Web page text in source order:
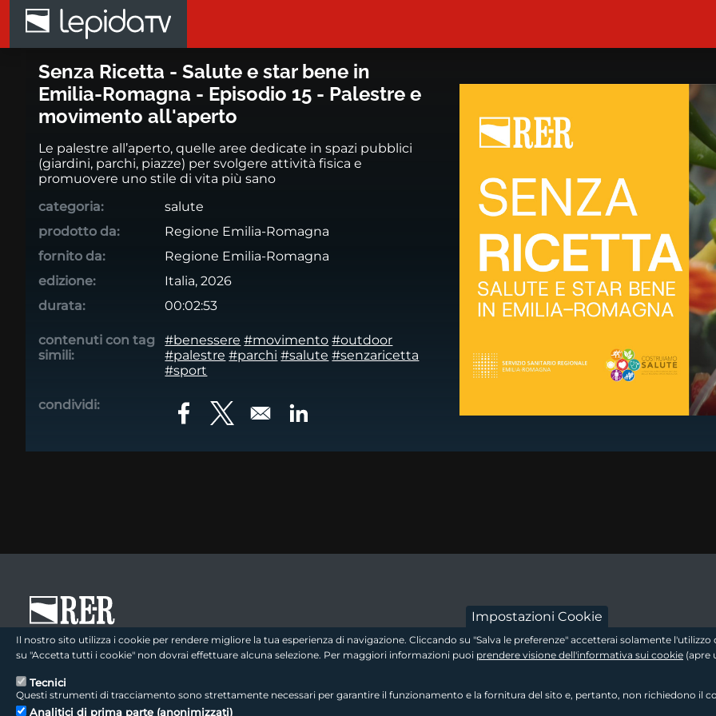
Salta al contenuto principale
Senza Ricetta - Salute e star bene in Emilia-Romagna -
Senza Ricetta - Salute e star bene in
Emilia-Romagna - Episodio 15 - Palestre e
movimento all'aperto
Le palestre all’aperto, quelle aree dedicate in spazi pubblici
(giardini, parchi, piazze) per svolgere attività fisica e
promuovere uno stile di vita più sano
categoria:
salute
prodotto da:
Regione Emilia-Romagna
fornito da:
Regione Emilia-Romagna
edizione:
Italia, 2026
durata:
00:02:53
contenuti con tag
simili:
#benessere #movimento #outdoor
#palestre #parchi #salute #senzaricetta
#sport
condividi:
Opens in a new window
Opens in a new windowOpens in a new window
footer - sezione logo 1 footer -
footer - sezione colophon
LepidaScpA
footer -
Impostazioni Cookie
Il nostro sito utilizza i cookie per rendere migliore la tua esperienza di navigazione. Cliccando su "Salva le preferenze" accetterai solamente
su "Accetta tutti i cookie" non dovrai effettuare alcuna selezione. Per maggiori informazioni puoi prendere visione dell'informativa sui cookie (apre
Tecnici
Questi strumenti di tracciamento sono strettamente necessari per garantire il funzionamento e la fornitura del sito e, pertanto, non richiedono il
Analitici di prima parte (anonimizzati)